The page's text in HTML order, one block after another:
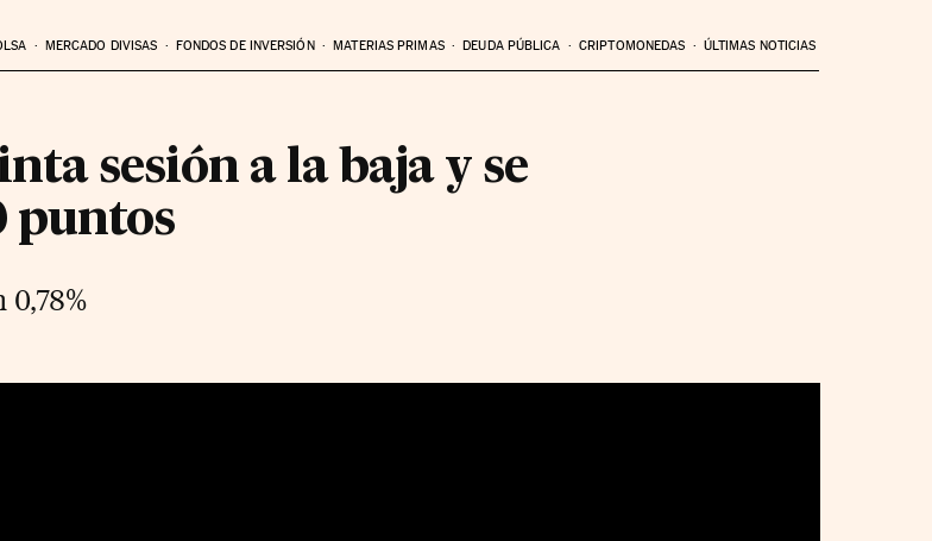
MERCADO DIVISAS FONDOS DE INVERSIÓN MATERIAS PRIMAS DEUDA PÚBLICA CRIPTOMONEDAS ÚLTIMAS NOTICIAS
sesión a la baja y se
puntos